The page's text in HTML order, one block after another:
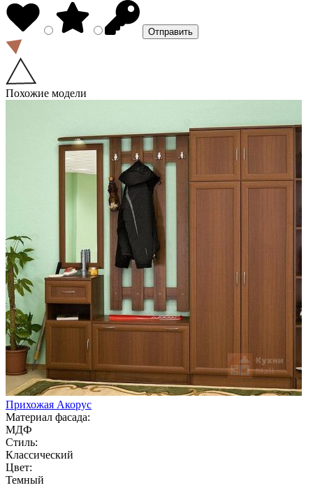
Похожие модели
Прихожая Акорус
Материал фасада:
МДФ
Стиль:
Классический
Цвет:
Темный